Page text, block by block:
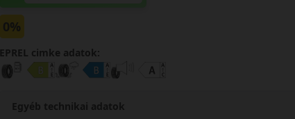
0%
EPREL cimke adatok:
Egyéb technikai adatok